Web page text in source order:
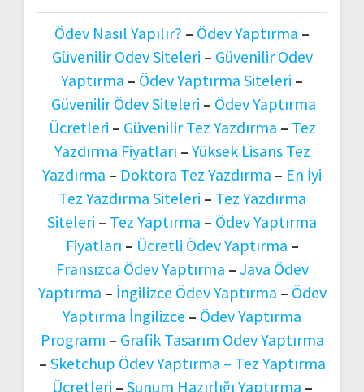
Ödev Nasıl Yapılır? – Ödev Yaptırma –
Güvenilir Ödev Siteleri – Güvenilir Ödev
Yaptırma – Ödev Yaptırma Siteleri –
Güvenilir Ödev Siteleri – Ödev Yaptırma
Ücretleri – Güvenilir Tez Yazdırma – Tez
Yazdırma Fiyatları – Yüksek Lisans Tez
Yazdırma – Doktora Tez Yazdırma – En İyi
Tez Yazdırma Siteleri – Tez Yazdırma
Siteleri – Tez Yaptırma – Ödev Yaptırma
Fiyatları – Ücretli Ödev Yaptırma –
Fransızca Ödev Yaptırma – Java Ödev
Yaptırma – İngilizce Ödev Yaptırma – Ödev
Yaptırma İngilizce – Ödev Yaptırma
Programı – Grafik Tasarım Ödev Yaptırma
– Sketchup Ödev Yaptırma – Tez Yaptırma
Ücretleri – Sunum Hazırlığı Yaptırma –